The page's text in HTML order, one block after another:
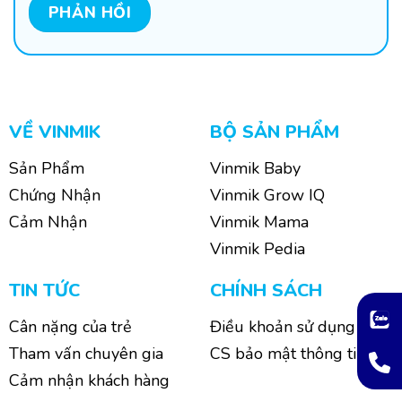
VỀ VINMIK
Sản Phẩm
Chứng Nhận
Cảm Nhận
BỘ SẢN PHẨM
Vinmik Baby
Vinmik Grow IQ
Vinmik Mama
Vinmik Pedia
TIN TỨC
Cân nặng của trẻ
Tham vấn chuyên gia
Cảm nhận khách hàng
CHÍNH SÁCH
Điều khoản sử dụng
CS bảo mật thông tin